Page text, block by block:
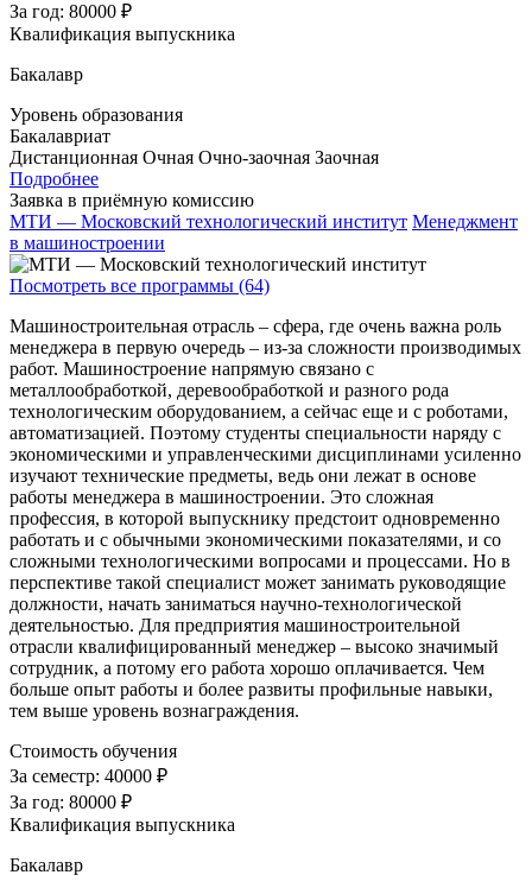
За год: 80000 ₽
Квалификация выпускника
Бакалавр
Уровень образования
Бакалавриат
Дистанционная Очная Очно-заочная Заочная
Подробнее
Заявка в приёмную комиссию
МТИ — Московский технологический институт Менеджмент
в машиностроении
Посмотреть все программы (64)
Машиностроительная отрасль – сфера, где очень важна роль
менеджера в первую очередь – из-за сложности производимых
работ. Машиностроение напрямую связано с
металлообработкой, деревообработкой и разного рода
технологическим оборудованием, а сейчас еще и с роботами,
автоматизацией. Поэтому студенты специальности наряду с
экономическими и управленческими дисциплинами усиленно
изучают технические предметы, ведь они лежат в основе
работы менеджера в машиностроении. Это сложная
профессия, в которой выпускнику предстоит одновременно
работать и с обычными экономическими показателями, и со
сложными технологическими вопросами и процессами. Но в
перспективе такой специалист может занимать руководящие
должности, начать заниматься научно-технологической
деятельностью. Для предприятия машиностроительной
отрасли квалифицированный менеджер – высоко значимый
сотрудник, а потому его работа хорошо оплачивается. Чем
больше опыт работы и более развиты профильные навыки,
тем выше уровень вознаграждения.
Стоимость обучения
За семестр: 40000 ₽
За год: 80000 ₽
Квалификация выпускника
Бакалавр